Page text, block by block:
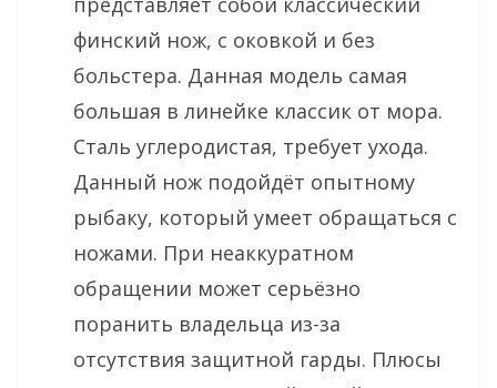
финский нож, с оковкой и без
больстера. Данная модель самая
большая в линейке классик от мора.
Сталь углеродистая, требует ухода.
Данный нож подойдёт опытному
рыбаку, который умеет обращаться с
ножами. При неаккуратном
обращении может серьёзно
поранить владельца из-за
отсутствия защитной гарды. Плюсы